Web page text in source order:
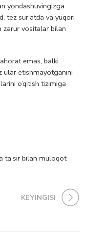
yondashuvingizga
tez sur’atda va yuqori
zarur vositalar bilan
emas, balki
ular etishmayotganini
o’qitish tizimiga
ta’sir bilan muloqot
KEYINGISI